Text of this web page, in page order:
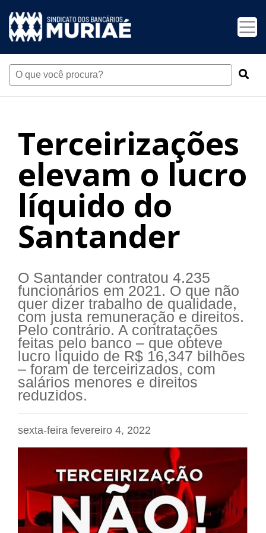
Terceirizações
elevam o lucro
líquido do
Santander
O Santander contratou 4.235
funcionários em 2021. O que não
quer dizer trabalho de qualidade,
com justa remuneração e direitos.
Pelo contrário. A contratações
feitas pelo banco – que obteve
lucro líquido de R$ 16,347 bilhões
– foram de terceirizados, com
salários menores e direitos
reduzidos.
sexta-feira fevereiro 4, 2022